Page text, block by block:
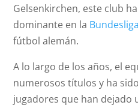
Gelsenkirchen, este club
dominante en la Bundesliga
fútbol alemán.
A lo largo de los años, el
numerosos títulos y ha
jugadores que han dejado